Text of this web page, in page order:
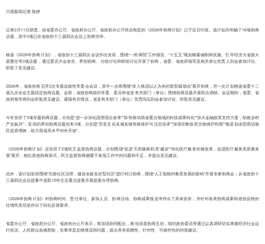
川观新闻记者 陈婷
记者2月11日获悉，由省委办公厅、省政府办公厅、省政协办公厅联合制定的《2026年协商计划》已于近日印发。该计划共明确了16项协商
议题，其中3项已在省政协十三届四次会议上协商完毕。
根据《2026年协商计划》，省政协十三届四次会议作出安排，围绕“一府两院”工作报告、“十五五”规划纲要编制和实施、扛牢经济大省挑大
梁重任等3项议题，通过委员大会发言、界别协商、分组讨论和联组讨论开展了协商，省委、省政府领导及相关单位负责人到会参加讨论、
听取了意见建议。
2026年，省政协将召开2次专题议政性常委会会议，其中一次将围绕“深入推进以人为本的新型城镇化”展开协商，另一次计划根据省委十二
届九次全会主题拟定协商议题。会前，省政协将组织常委、委员和省直有关部门（单位）围绕协商议题开展联合调研。会议期间，省委、省
政府领导将到会听取意见建议、通报有关情况，省直有关部门（单位）负责同志到会参加讨论、听取意见建议。
今年安排了3项专题协商议题，分别是“进一步深化国资国企改革”“加快推动我省重点领域的科技成果转化”“加大金融政策支持力度，助推乡村
产业振兴”；安排的界别协商议题也有3项，分别是“历史文化名城名镇有效保护与活态传承”“加强宗教场所文物保护利用”“推进自由贸易试验
区提质增效，助力我省高水平对外开放”。
《2026年协商计划》还安排了2项民主监督协商议题，分别围绕“促进‘天府森林四库’建设”“深化医疗服务价格改革，促进医疗服务高质量发
展”展开。相比其他协商形式，民主监督协商侧重于发现工作中的问题和不足，并提出意见建议。
此外，该计划安排围绕“完善社区治理，建设全龄友好型社区”进行对口协商，围绕“人工智能对教育发展的影响”开展专家协商会；从省政协十
三届四次会议提案中选取10件左右重点提案开展提案办理协商。
《2026年协商计划》对协商时间、责任单位、参加人员、协商活动、协商成果报送等作出了具体安排，并针对各类协商成果和政协反映的
社情民意信息作出了转化反馈要求。
省委办公厅、省政府办公厅、省政协办公厅表示，将加强协同配合，推动深度协商互动，组织政协委员等通过认真调研切实掌握经济社会运
行状况、人民群众急难愁盼，实事求是反映情况和问题，提出具有前瞻性、针对性、可操作性的对策建议。